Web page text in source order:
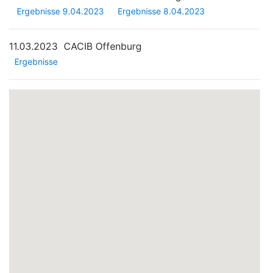
Ergebnisse 9.04.2023 Ergebnisse 8.04.2023
11.03.2023 CACIB Offenburg
Ergebnisse